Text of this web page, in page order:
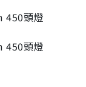
450頭燈
450頭燈